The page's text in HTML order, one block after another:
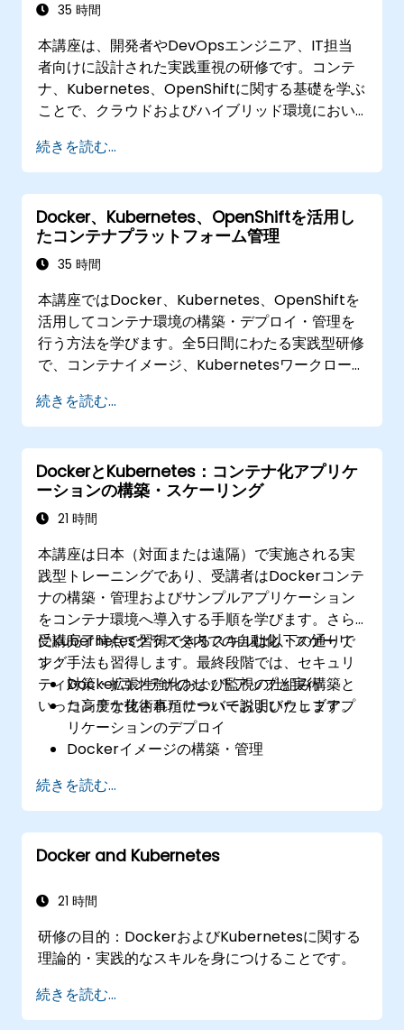
35 時間
本講座は、開発者やDevOpsエンジニア、IT担当
者向けに設計された実践重視の研修です。コンテ
ナ、Kubernetes、OpenShiftに関する基礎を学ぶ
ことで、クラウドおよびハイブリッド環境におい
キルが身につきます。具体的には、コンテナ化さ
れたアプリケーションの構築方法やKubernetes
リソースの管理手法、OpenShiftを活用した現代
的な開発・運用フローの実践が可能になります。
続きを読む...
Docker、Kubernetes、OpenShiftを活用し
たコンテナプラットフォーム管理
35 時間
本講座ではDocker、Kubernetes、OpenShiftを
活用してコンテナ環境の構築・デプロイ・管理を
行う方法を学びます。全5日間にわたる実践型研修
で、コンテナイメージ、Kubernetesワークロー
理、セキュリティ対策、監視手法および
OpenShift運用術までを扱います。受講者は現代
的なコンテナプラットフォームの運営能力ならび
に開発環境および本番環境におけるトラブル解決
スキルを習得します。
続きを読む...
DockerとKubernetes：コンテナ化アプリケ
ーションの構築・スケーリング
21 時間
本講座は日本（対面または遠隔）で実施される実
践型トレーニングであり、受講者はDockerコンテ
ナの構築・管理およびサンプルアプリケーション
をコンテナ環境へ導入する手順を学びます。さら
にKubernetesクラスタ内での自動化・スケーリ
ング手法も習得します。最終段階では、セキュリ
ティ対策・拡張性強化および監視の仕組み構築と
いった高度な技術事項について説明いたします。
受講完了時点で習得できるスキルは以下の通りで
す：
Dockerコンテナのセットアップと実行
コンテナ化されたサーバーおよびウェブアプ
リケーションのデプロイ
Dockerイメージの構築・管理
Kubernetesを活用した分散型ウェブアプリ
ケーションの運用・管理
Kubernetesクラスタの安全性確保・拡張性
向上・監視設定
続きを読む...
Docker and Kubernetes
21 時間
研修の目的：DockerおよびKubernetesに関する
理論的・実践的なスキルを身につけることです。
続きを読む...